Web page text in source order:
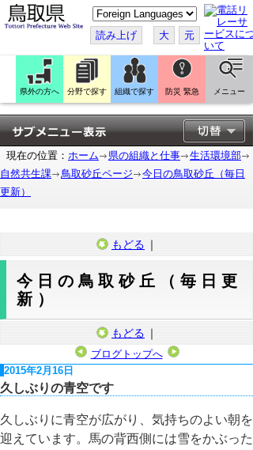
こ
の
ペ
ー
ジ
翻
訳
す
る
読み上げ 大 元
県外の方へ 分野で探す 組織で探す 防災 緊急 メニュー
現在の位置： ホーム 県の組織と仕事
生活環境部
自然共生課
鳥取砂丘ページ
今日の鳥取砂丘（毎日
更新）
もどる ｜
今日の鳥取砂丘（毎日更
新）
もどる ｜
ブログトップへ
2015年2月16日
久しぶりの青空です
久しぶりに青空が広がり、気持ちのよい朝を
迎えています。馬の背西側には雪をかぶった